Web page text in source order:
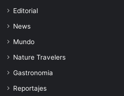
Editorial
News
Mundo
Nature Travelers
Gastronomia
Reportajes